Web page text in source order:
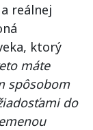
reálnej
ktorý
máte
spôsobom
do